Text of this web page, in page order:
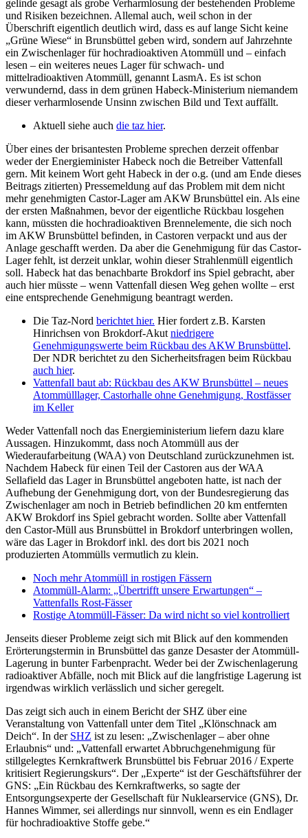
gelinde gesagt als grobe Verharmlosung der bestehenden Probleme
und Risiken bezeichnen. Allemal auch, weil schon in der
Überschrift eigentlich deutlich wird, dass es auf lange Sicht keine
„Grüne Wiese“ in Brunsbüttel geben wird, sondern auf Jahrzehnte
ein Zwischenlager für hochradioaktiven Atommüll und – einfach
lesen – ein weiteres neues Lager für schwach- und
mittelradioaktiven Atommüll, genannt LasmA. Es ist schon
verwundernd, dass in dem grünen Habeck-Ministerium niemandem
dieser verharmlosende Unsinn zwischen Bild und Text auffällt.
Aktuell siehe auch die taz hier.
Über eines der brisantesten Probleme sprechen derzeit offenbar
weder der Energieminister Habeck noch die Betreiber Vattenfall
gern. Mit keinem Wort geht Habeck in der o.g. (und am Ende dieses
Beitrags zitierten) Pressemeldung auf das Problem mit dem nicht
mehr genehmigten Castor-Lager am AKW Brunsbüttel ein. Als eine
der ersten Maßnahmen, bevor der eigentliche Rückbau losgehen
kann, müssten die hochradioaktiven Brennelemente, die sich noch
im AKW Brunsbüttel befinden, in Castoren verpackt und aus der
Anlage geschafft werden. Da aber die Genehmigung für das Castor-
Lager fehlt, ist derzeit unklar, wohin dieser Strahlenmüll eigentlich
soll. Habeck hat das benachbarte Brokdorf ins Spiel gebracht, aber
auch hier müsste – wenn Vattenfall diesen Weg gehen wollte – erst
eine entsprechende Genehmigung beantragt werden.
Die Taz-Nord berichtet hier. Hier fordert z.B. Karsten
Hinrichsen von Brokdorf-Akutniedrigere
Genehmigungswerte beim Rückbau des AKW Brunsbüttel.
Der NDR berichtet zu den Sicherheitsfragen beim Rückbau
auch hier.
Vattenfall baut ab: Rückbau des AKW Brunsbüttel – neues
Atommülllager, Castorhalle ohne Genehmigung, Rostfässer
im Keller
Weder Vattenfall noch das Energieministerium liefern dazu klare
Aussagen. Hinzukommt, dass noch Atommüll aus der
Wiederaufarbeitung (WAA) von Deutschland zurückzunehmen ist.
Nachdem Habeck für einen Teil der Castoren aus der WAA
Sellafield das Lager in Brunsbüttel angeboten hatte, ist nach der
Aufhebung der Genehmigung dort, von der Bundesregierung das
Zwischenlager am noch in Betrieb befindlichen 20 km entfernten
AKW Brokdorf ins Spiel gebracht worden. Sollte aber Vattenfall
den Castor-Müll aus Brunsbüttel in Brokdorf unterbringen wollen,
wäre das Lager in Brokdorf inkl. des dort bis 2021 noch
produzierten Atommülls vermutlich zu klein.
Noch mehr Atommüll in rostigen Fässern
Atommüll-Alarm: „Übertrifft unsere Erwartungen“ –
Vattenfalls Rost-Fässer
Rostige Atommüll-Fässer: Da wird nicht so viel kontrolliert
Jenseits dieser Probleme zeigt sich mit Blick auf den kommenden
Erörterungstermin in Brunsbüttel das ganze Desaster der Atommüll-
Lagerung in bunter Farbenpracht. Weder bei der Zwischenlagerung
radioaktiver Abfälle, noch mit Blick auf die langfristige Lagerung ist
irgendwas wirklich verlässlich und sicher geregelt.
Das zeigt sich auch in einem Bericht der SHZ über eine
Veranstaltung von Vattenfall unter dem Titel „Klönschnack am
Deich“. In der SHZ ist zu lesen: „Zwischenlager – aber ohne
Erlaubnis“ und: „Vattenfall erwartet Abbruchgenehmigung für
stillgelegtes Kernkraftwerk Brunsbüttel bis Februar 2016 / Experte
kritisiert Regierungskurs“. Der „Experte“ ist der Geschäftsführer der
GNS: „Ein Rückbau des Kernkraftwerks, so sagte der
Entsorgungsexperte der Gesellschaft für Nuklearservice (GNS), Dr.
Hannes Wimmer, sei allerdings nur sinnvoll, wenn es ein Endlager
für hochradioaktive Stoffe gebe.“